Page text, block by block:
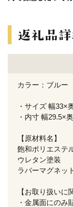
カラー：ブルー
・サイズ 幅33×
・内寸 幅29.5×
【原材料名】
飽和ポリエステ
ウレタン塗装
ラバーマグネッ
【お取り扱いに
・金属面にのみ